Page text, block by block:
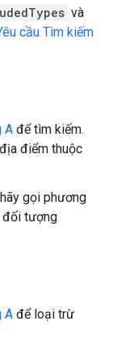
và
cầu Tìm kiếm
A để tìm kiếm.
điểm thuộc
gọi phương
đối tượng
A để loại trừ